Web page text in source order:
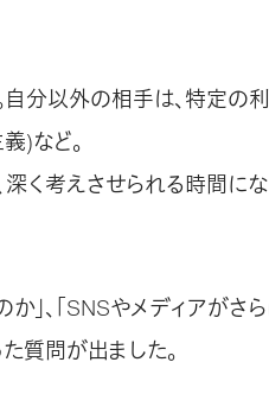
自分以外の相手は、特定の利
)など。
く考えさせられる時間に
」、「SNSやメディアがさ
質問が出ました。